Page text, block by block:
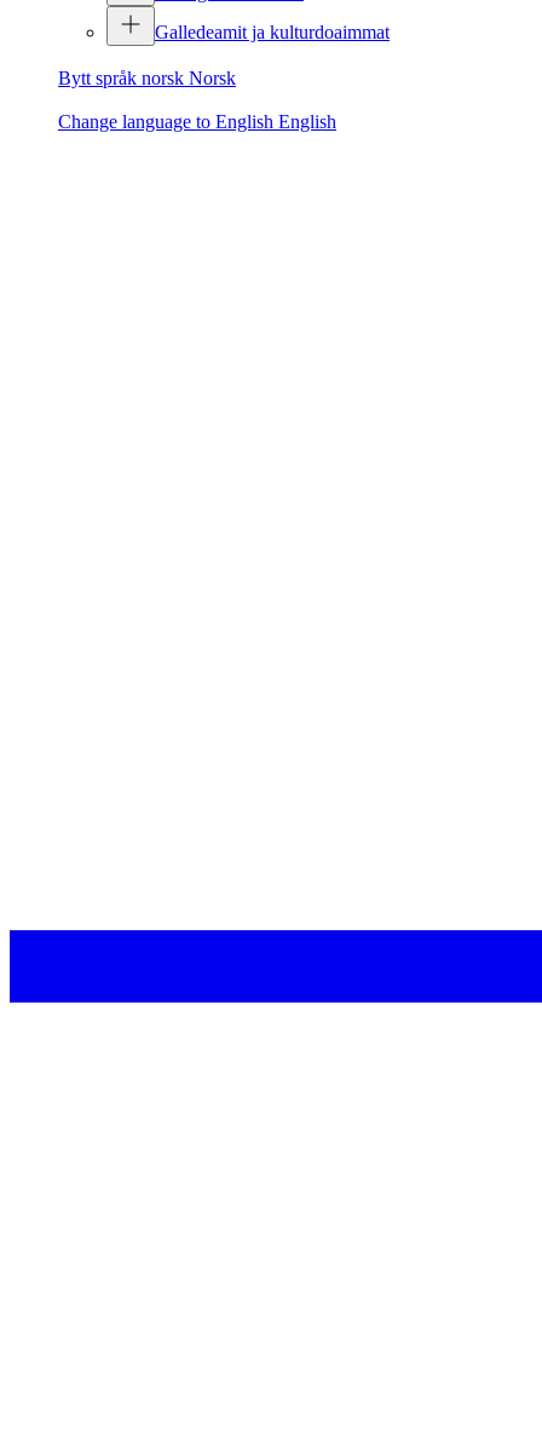
Galledeamit ja kulturdoaimmat
Bytt språk norsk Norsk
Change language to English English